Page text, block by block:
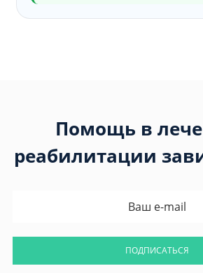
Помощь в
реабилитации
ПОДПИСАТЬСЯ